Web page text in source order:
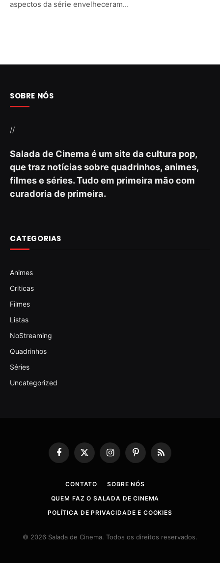
aspectos da série envelheceram…
SOBRE NÓS
//
Salada de Cinema é um site da cultura pop,
que traz notícias sobre quadrinhos, animes,
filmes e séries. Tudo em primeira mão com
curadoria de primeira.
CATEGORIAS
Animes
Criticas
Filmes
Listas
NoStreaming
Quadrinhos
Séries
Uncategorized
Facebook
X
(Twitter)
InstagramPinterestRSS
CONTATO
SOBRE NÓS
QUEM FAZ O SALADA DE CINEMA
POLÍTICA DE PRIVACIDADE E COOKIES
© 2026 Salada de Cinema. Todos os direitos reservados.